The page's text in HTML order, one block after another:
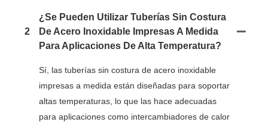
2
¿Se Pueden Utilizar Tuberías Sin Costura
De Acero Inoxidable Impresas A Medida
Para Aplicaciones De Alta Temperatura?
Sí, las tuberías sin costura de acero inoxidable
impresas a medida están diseñadas para soportar
altas temperaturas, lo que las hace adecuadas
para aplicaciones como intercambiadores de calor